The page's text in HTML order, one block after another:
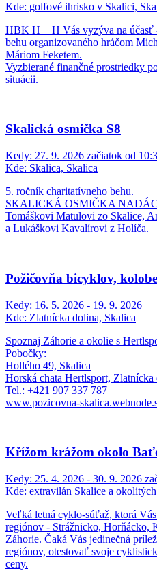
Kde: golfové ihrisko v Skalici,
HBK H + H Vás vyzýva na účasť
behu organizovaného hráčom
Máriom Feketem.
Vyzbierané finančné prostriedky
situácii.
Skalická osmička S8
Kedy: 27. 9. 2026 začiatok od
Kde: Skalica, Skalica
5. ročník charitatívneho behu.
SKALICKÁ OSMIČKA
Tomáškovi Matulovi zo Skalice,
a Lukáškovi Kavalírovi z Holíča.
Požičovňa bicyklov,
Kedy: 16. 5. 2026 - 19. 9. 2026
Kde: Zlatnícka dolina, Skalica
Spoznaj Záhorie a okolie s
Pobočky:
Hollého 49, Skalica
Horská chata Hertlsport, Zlatnícka
Tel.: +421 907 337 787
www.pozicovna-
Křížom krážom okolo
Kedy: 25. 4. 2026 - 30. 9. 2026
Kde: extravilán Skalice a
Veľká letná cyklo-súťaž, ktorá
regiónov - Strážnicko, Horňácko,
Záhorie. Čaká Vás jedinečná
regiónov, otestovať svoje
ceny.